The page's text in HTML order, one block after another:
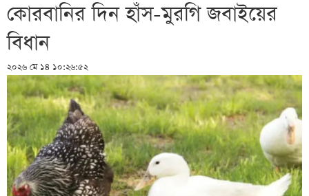
কোরবানির দিন হাঁস-মুরগি জবাইয়ের
বিধান
২০২৬ মে ১৪ ১০:২৬:৫২